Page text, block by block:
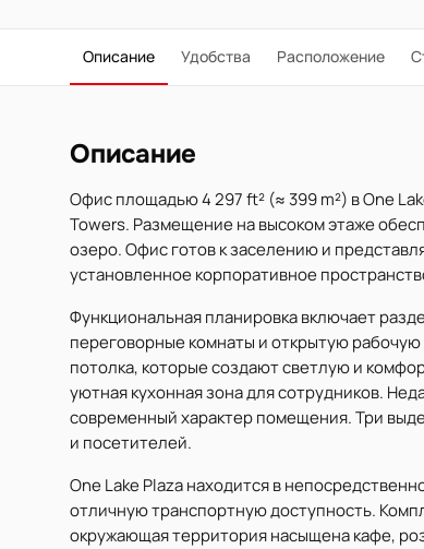
Описание Удобства Расположение
Описание
Офис площадью 4 297 ft² (≈ 399 m²) в One
Towers. Размещение на высоком этаже
озеро. Офис готов к заселению и
установленное корпоративное
Функциональная планировка включает
переговорные комнаты и открытую
потолка, которые создают светлую и
уютная кухонная зона для сотрудников.
современный характер помещения. Три
и посетителей.
One Lake Plaza находится в
отличную транспортную доступность.
окружающая территория насыщена кафе,